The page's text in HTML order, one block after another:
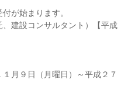
が始まります。
、建設コンサルタント）【平成
月９日（月曜日）～平成２７